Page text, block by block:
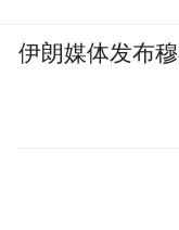
伊朗媒体发布